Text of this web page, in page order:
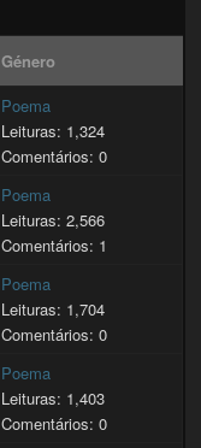
Género
Poema
Leituras: 1,324
Comentários: 0
Poema
Leituras: 2,566
Comentários: 1
Poema
Leituras: 1,704
Comentários: 0
Poema
Leituras: 1,403
Comentários: 0